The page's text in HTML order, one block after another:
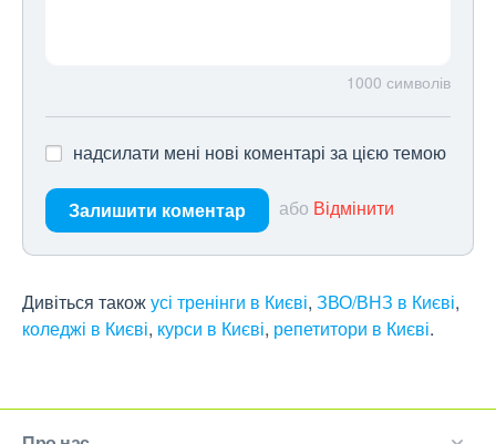
1000 символів
надсилати мені нові коментарі за цією темою
Залишити коментар або Відмінити
Дивіться такожусі тренінги в Києві, ЗВО/ВНЗ в Києві,
коледжі в Києві, курси в Києві, репетитори в Києві.